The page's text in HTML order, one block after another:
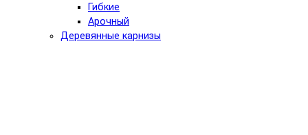
Гибкие
Арочный
Деревянные карнизы